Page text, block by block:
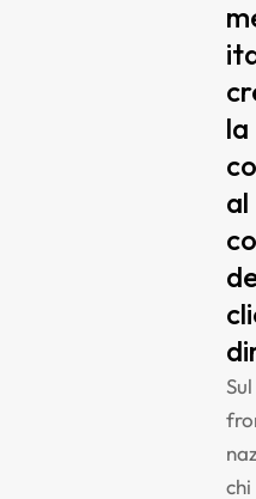
la
al
Sul
chi